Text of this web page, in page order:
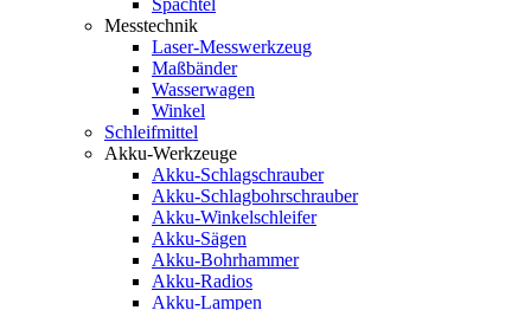
Spachtel
Messtechnik
Laser-Messwerkzeug
Maßbänder
Wasserwagen
Winkel
Schleifmittel
Akku-Werkzeuge
Akku-Schlagschrauber
Akku-Schlagbohrschrauber
Akku-Winkelschleifer
Akku-Sägen
Akku-Bohrhammer
Akku-Radios
Akku-Lampen